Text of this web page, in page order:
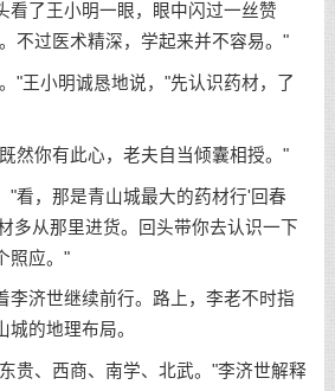
看了王小明一眼，眼中闪过一丝赞
不过医术精深，学起来并不容易。"
"王小明诚恳地说，"先认识药材，了
然你有此心，老夫自当倾囊相授。"
"看，那是青山城最大的药材行'回春
多从那里进货。回头带你去认识一下
照应。"
李济世继续前行。路上，李老不时指
的地理布局。
、西商、南学、北武。"李济世解释